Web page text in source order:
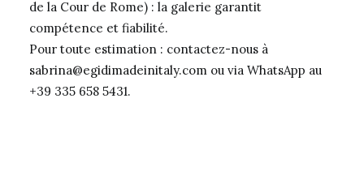
de la Cour de Rome) : la galerie garantit
compétence et fiabilité.
Pour toute estimation : contactez-nous à
sabrina@egidimadeinitaly.com ou via WhatsApp au
+39 335 658 5431.